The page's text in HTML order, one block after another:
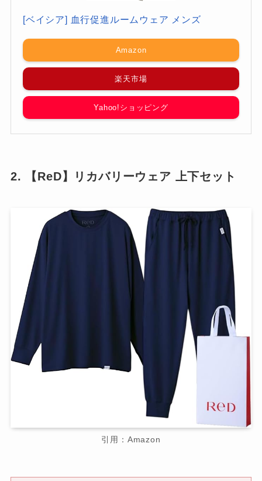
[ベイシア] 血行促進ルームウェア メンズ
Amazon
楽天市場
Yahoo!ショッピング
2. 【ReD】リカバリーウェア 上下セット
引用：Amazon